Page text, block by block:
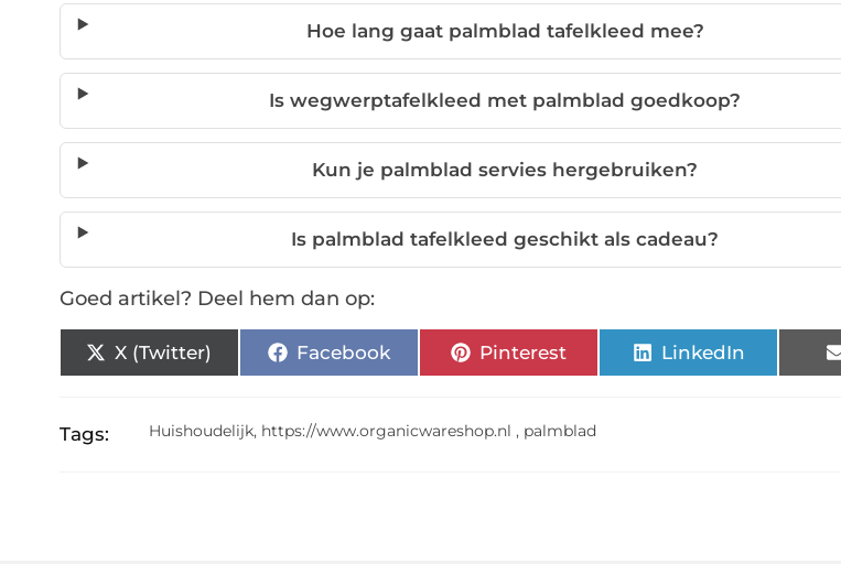
Hoe lang gaat palmblad tafelkleed mee?
Is wegwerptafelkleed met palmblad goedkoop?
Kun je palmblad servies hergebruiken?
Is palmblad tafelkleed geschikt als cadeau?
Goed artikel? Deel hem dan op:
X (Twitter) Facebook Pinterest LinkedIn
Tags: Huishoudelijk, https://www.organicwareshop.nl , palmblad